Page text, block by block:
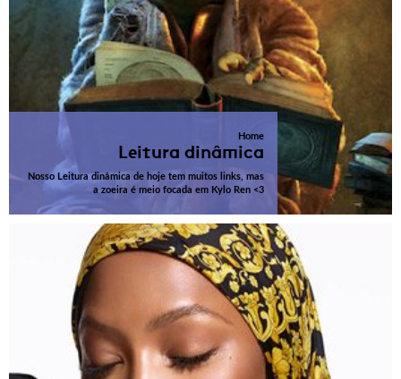
Home
Leitura dinâmica
Nosso Leitura dinâmica de hoje tem muitos links, mas
a zoeira é meio focada em Kylo Ren <3